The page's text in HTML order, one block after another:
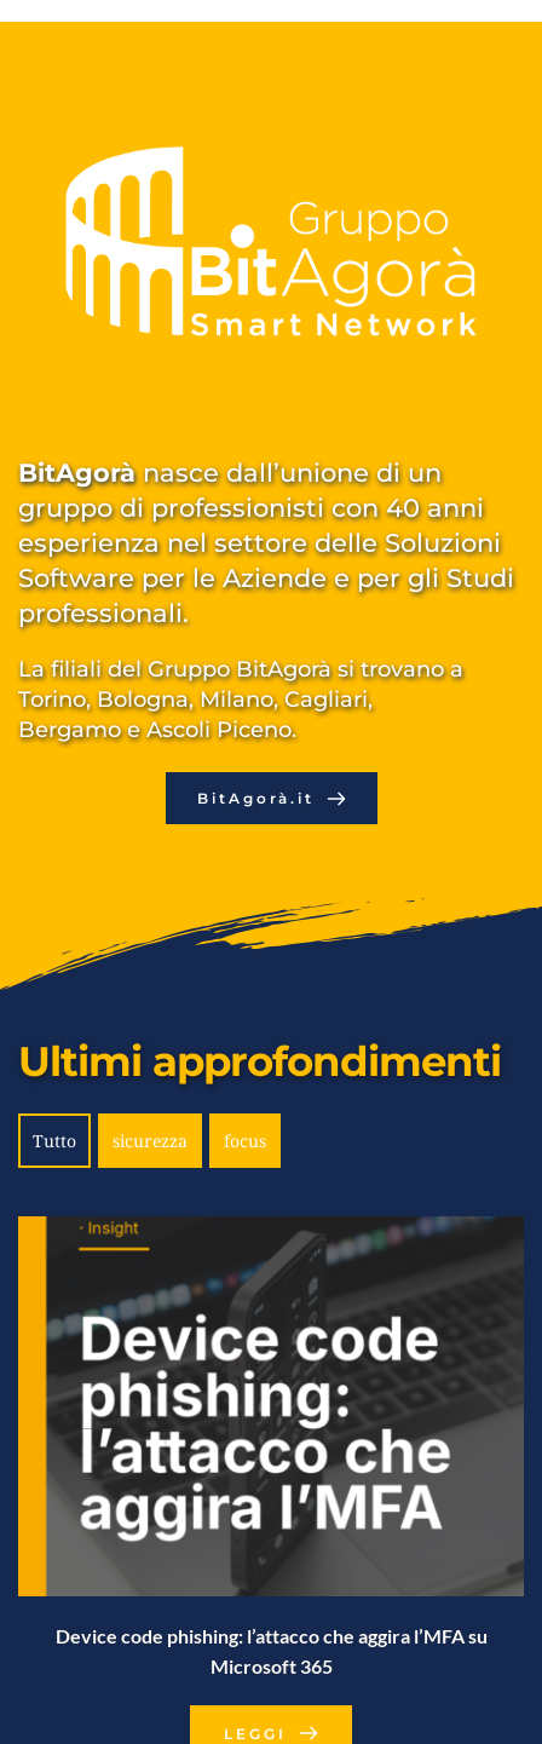
BitAgorà nasce dall’unione di un
gruppo di professionisti con 40 anni
esperienza nel settore delle Soluzioni
Software per le Aziende e per gli Studi
professionali.
La filiali del Gruppo BitAgorà si trovano a
Torino, Bologna, Milano, Cagliari,
Bergamo e Ascoli Piceno.
BitAgorà.it
Ultimi approfondimenti
Tutto sicurezza focus
Device code phishing: l’attacco che aggira l’MFA su
Microsoft 365
LEGGI